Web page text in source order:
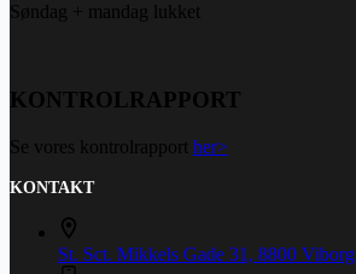
Søndag + mandag lukket
KONTROLRAPPORT
Se vores kontrolrapport her>
KONTAKT
St. Sct. Mikkels Gade 31, 8800 Viborg